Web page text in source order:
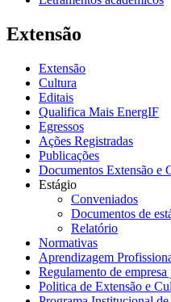
Extensão
Extensão
Cultura
Editais
Qualifica Mais EnergIF
Egressos
Ações Registradas
Publicações
Documentos Extensão e
Estágio
Conveniados
Documentos de
Relatório
Normativas
Aprendizagem
Regulamento de
Politica de Extensão e